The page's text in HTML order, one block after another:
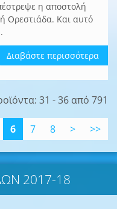
η αποστολή
Ορεστιάδα. Και αυτό
Διαβάστε περισσότερα
31 - 36 από 791
6 7 8 > >>
2017-18